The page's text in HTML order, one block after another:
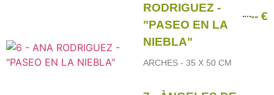
RODRIGUEZ -
"PASEO EN LA
NIEBLA"
-- €
ARCHES - 35 X 50 CM